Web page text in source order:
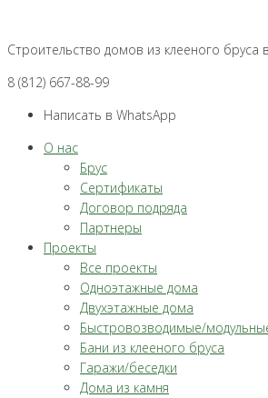
контенту
Строительство домов из клееного бруса
8 (812) 667-88-99
Написать в WhatsApp
О нас
Брус
Сертификаты
Договор подряда
Партнеры
Проекты
Все проекты
Одноэтажные дома
Двухэтажные дома
Быстровозводимые/
Бани из клееного бруса
Гаражи/беседки
Дома из камня